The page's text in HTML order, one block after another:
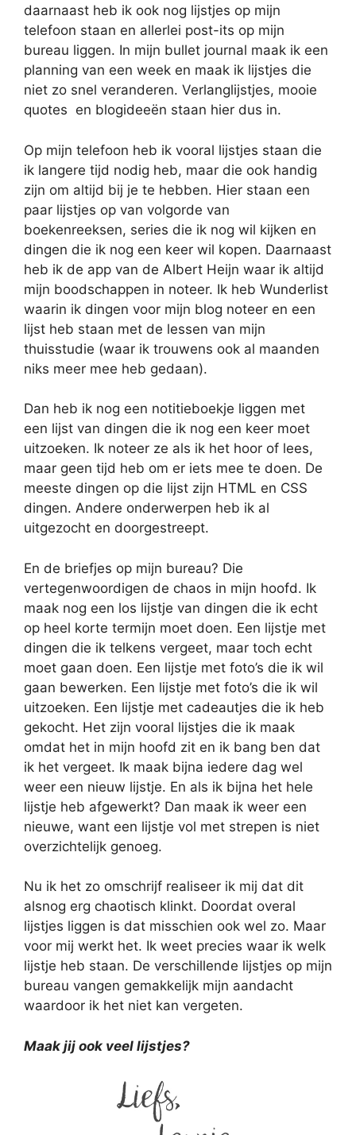
daarnaast heb ik ook nog lijstjes op mijn
telefoon staan en allerlei post-its op mijn
bureau liggen. In mijn bullet journal maak ik een
planning van een week en maak ik lijstjes die
niet zo snel veranderen. Verlanglijstjes, mooie
quotes en blogideeën staan hier dus in.
Op mijn telefoon heb ik vooral lijstjes staan die
ik langere tijd nodig heb, maar die ook handig
zijn om altijd bij je te hebben. Hier staan een
paar lijstjes op van volgorde van
boekenreeksen, series die ik nog wil kijken en
dingen die ik nog een keer wil kopen. Daarnaast
heb ik de app van de Albert Heijn waar ik altijd
mijn boodschappen in noteer. Ik heb Wunderlist
waarin ik dingen voor mijn blog noteer en een
lijst heb staan met de lessen van mijn
thuisstudie (waar ik trouwens ook al maanden
niks meer mee heb gedaan).
Dan heb ik nog een notitieboekje liggen met
een lijst van dingen die ik nog een keer moet
uitzoeken. Ik noteer ze als ik het hoor of lees,
maar geen tijd heb om er iets mee te doen. De
meeste dingen op die lijst zijn HTML en CSS
dingen. Andere onderwerpen heb ik al
uitgezocht en doorgestreept.
En de briefjes op mijn bureau? Die
vertegenwoordigen de chaos in mijn hoofd. Ik
maak nog een los lijstje van dingen die ik echt
op heel korte termijn moet doen. Een lijstje met
dingen die ik telkens vergeet, maar toch echt
moet gaan doen. Een lijstje met foto’s die ik wil
gaan bewerken. Een lijstje met foto’s die ik wil
uitzoeken. Een lijstje met cadeautjes die ik heb
gekocht. Het zijn vooral lijstjes die ik maak
omdat het in mijn hoofd zit en ik bang ben dat
ik het vergeet. Ik maak bijna iedere dag wel
weer een nieuw lijstje. En als ik bijna het hele
lijstje heb afgewerkt? Dan maak ik weer een
nieuwe, want een lijstje vol met strepen is niet
overzichtelijk genoeg.
Nu ik het zo omschrijf realiseer ik mij dat dit
alsnog erg chaotisch klinkt. Doordat overal
lijstjes liggen is dat misschien ook wel zo. Maar
voor mij werkt het. Ik weet precies waar ik welk
lijstje heb staan. De verschillende lijstjes op mijn
bureau vangen gemakkelijk mijn aandacht
waardoor ik het niet kan vergeten.
Maak jij ook veel lijstjes?